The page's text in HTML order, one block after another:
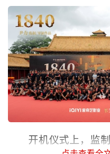
开机仪式上，监